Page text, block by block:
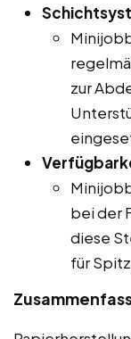
zur
bei der
diese
für